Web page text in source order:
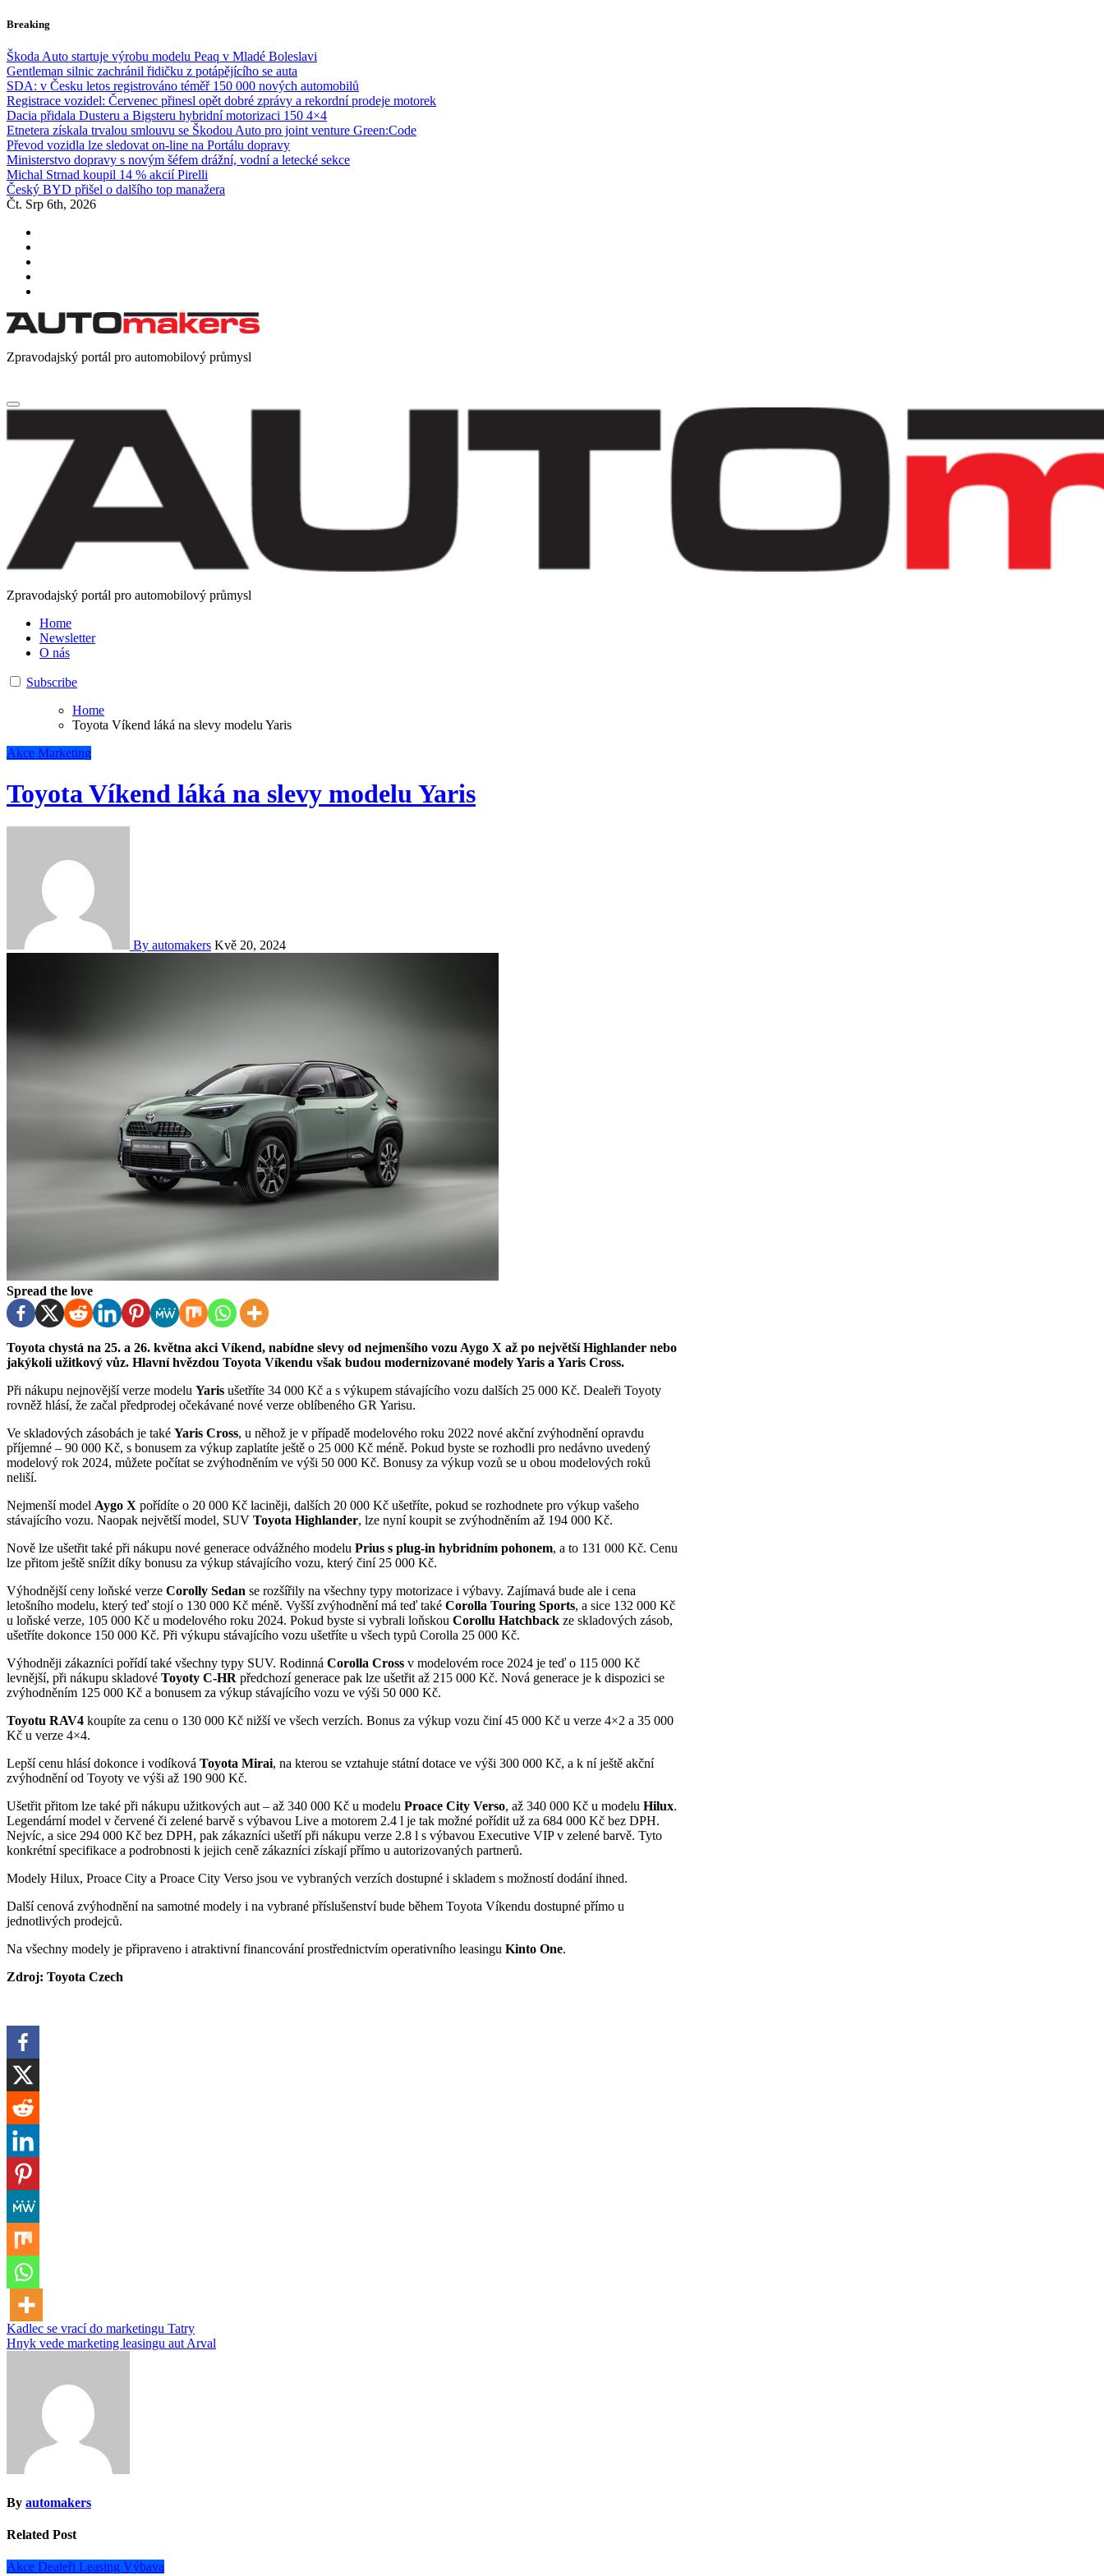
Skip
content
Breaking
Škoda Auto startuje výrobu modelu Peaq v Mladé Boleslavi
Gentleman silnic zachránil řidičku z potápějícího se auta
SDA: v Česku letos registrováno téměř 150 000 nových automobilů
Registrace vozidel: Červenec přinesl opět dobré zprávy a rekordní prodeje motorek
Dacia přidala Dusteru a Bigsteru hybridní motorizaci 150 4×4
Etnetera získala trvalou smlouvu se Škodou Auto pro joint venture Green:Code
Převod vozidla lze sledovat on-line na Portálu dopravy
Ministerstvo dopravy s novým šéfem drážní, vodní a letecké sekce
Michal Strnad koupil 14 % akcií Pirelli
Český BYD přišel o dalšího top manažera
Čt. Srp 6th, 2026
Zpravodajský portál pro automobilový průmysl
Zpravodajský portál pro automobilový průmysl
Home
Newsletter
O nás
Subscribe
Home
Toyota Víkend láká na slevy modelu Yaris
Akce Marketing
Toyota Víkend láká na slevy modelu Yaris
By automakers Kvě 20, 2024
Spread the love
Toyota chystá na 25. a 26. května akci Víkend, nabídne slevy od nejmenšího vozu Aygo X až po největší Highlander nebo
jakýkoli užitkový vůz. Hlavní hvězdou Toyota Víkendu však budou modernizované modely Yaris a Yaris Cross.
Při nákupu nejnovější verze modelu Yaris ušetříte 34 000 Kč a s výkupem stávajícího vozu dalších 25 000 Kč. Dealeři Toyoty
rovněž hlásí, že začal předprodej očekávané nové verze oblíbeného GR Yarisu.
Ve skladových zásobách je také Yaris Cross, u něhož je v případě modelového roku 2022 nové akční zvýhodnění opravdu
příjemné – 90 000 Kč, s bonusem za výkup zaplatíte ještě o 25 000 Kč méně. Pokud byste se rozhodli pro nedávno uvedený
modelový rok 2024, můžete počítat se zvýhodněním ve výši 50 000 Kč. Bonusy za výkup vozů se u obou modelových roků
neliší.
Nejmenší model Aygo X pořídíte o 20 000 Kč laciněji, dalších 20 000 Kč ušetříte, pokud se rozhodnete pro výkup vašeho
stávajícího vozu. Naopak největší model, SUV Toyota Highlander, lze nyní koupit se zvýhodněním až 194 000 Kč.
Nově lze ušetřit také při nákupu nové generace odvážného modelu Prius s plug-in hybridním pohonem, a to 131 000 Kč. Cenu
lze přitom ještě snížit díky bonusu za výkup stávajícího vozu, který činí 25 000 Kč.
Výhodnější ceny loňské verze Corolly Sedan se rozšířily na všechny typy motorizace i výbavy. Zajímavá bude ale i cena
letošního modelu, který teď stojí o 130 000 Kč méně. Vyšší zvýhodnění má teď také Corolla Touring Sports, a sice 132 000 Kč
u loňské verze, 105 000 Kč u modelového roku 2024. Pokud byste si vybrali loňskou Corollu Hatchback ze skladových zásob,
ušetříte dokonce 150 000 Kč. Při výkupu stávajícího vozu ušetříte u všech typů Corolla 25 000 Kč.
Výhodněji zákazníci pořídí také všechny typy SUV. Rodinná Corolla Cross v modelovém roce 2024 je teď o 115 000 Kč
levnější, při nákupu skladové Toyoty C-HR předchozí generace pak lze ušetřit až 215 000 Kč. Nová generace je k dispozici se
zvýhodněním 125 000 Kč a bonusem za výkup stávajícího vozu ve výši 50 000 Kč.
Toyotu RAV4 koupíte za cenu o 130 000 Kč nižší ve všech verzích. Bonus za výkup vozu činí 45 000 Kč u verze 4×2 a 35 000
Kč u verze 4×4.
Lepší cenu hlásí dokonce i vodíková Toyota Mirai, na kterou se vztahuje státní dotace ve výši 300 000 Kč, a k ní ještě akční
zvýhodnění od Toyoty ve výši až 190 900 Kč.
Ušetřit přitom lze také při nákupu užitkových aut – až 340 000 Kč u modelu Proace City Verso, až 340 000 Kč u modelu Hilux.
Legendární model v červené či zelené barvě s výbavou Live a motorem 2.4 l je tak možné pořídit už za 684 000 Kč bez DPH.
Nejvíc, a sice 294 000 Kč bez DPH, pak zákazníci ušetří při nákupu verze 2.8 l s výbavou Executive VIP v zelené barvě. Tyto
konkrétní specifikace a podrobnosti k jejich ceně zákazníci získají přímo u autorizovaných partnerů.
Modely Hilux, Proace City a Proace City Verso jsou ve vybraných verzích dostupné i skladem s možností dodání ihned.
Další cenová zvýhodnění na samotné modely i na vybrané příslušenství bude během Toyota Víkendu dostupné přímo u
jednotlivých prodejců.
Na všechny modely je připraveno i atraktivní financování prostřednictvím operativního leasingu Kinto One.
Zdroj: Toyota Czech
Navigace
pro
Kadlec se vrací do marketingu Tatry
Hnyk vede marketing leasingu aut Arval
By automakers
Related Post
Akce Dealeři Leasing Výbava